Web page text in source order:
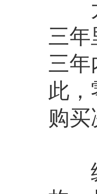
太
三
三
此
购买
纵